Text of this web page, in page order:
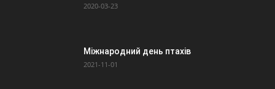
2020-03-23
Міжнародний день птахів
2021-11-01